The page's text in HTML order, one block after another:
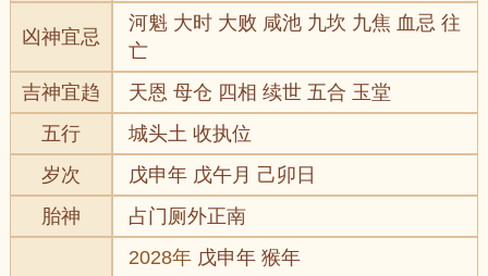
凶神宜忌
河魁 大时 大败 咸池 九坎 九焦 血忌 往
亡
吉神宜趋
天恩 母仓 四相 续世 五合 玉堂
五行
城头土 收执位
岁次
戊申年 戊午月 己卯日
胎神
占门厕外正南
2028年 戊申年 猴年